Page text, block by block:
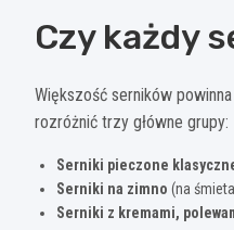
Czy każdy
Większość serników
rozróżnić trzy główne grupy:
Serniki pieczone
Serniki na zimno (na
Serniki z kremami,